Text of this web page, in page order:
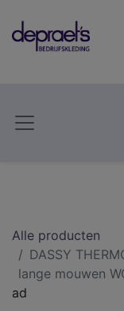
Alle producten
DASSY
lange mouwen
ad